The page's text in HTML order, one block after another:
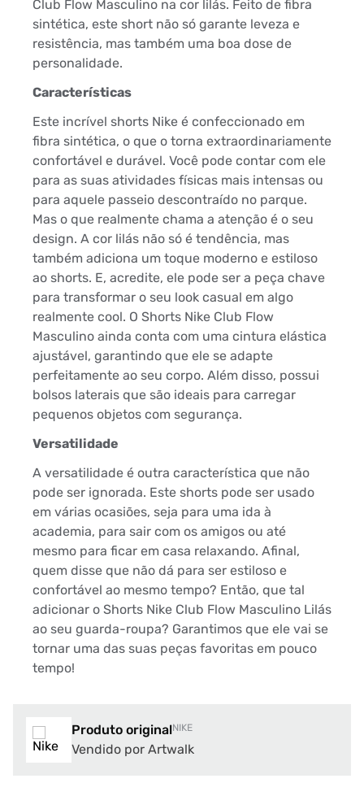
Club Flow Masculino na cor lilás. Feito de fibra
sintética, este short não só garante leveza e
resistência, mas também uma boa dose de
personalidade.
Características
Este incrível shorts Nike é confeccionado em
fibra sintética, o que o torna extraordinariamente
confortável e durável. Você pode contar com ele
para as suas atividades físicas mais intensas ou
para aquele passeio descontraído no parque.
Mas o que realmente chama a atenção é o seu
design. A cor lilás não só é tendência, mas
também adiciona um toque moderno e estiloso
ao shorts. E, acredite, ele pode ser a peça chave
para transformar o seu look casual em algo
realmente cool. O Shorts Nike Club Flow
Masculino ainda conta com uma cintura elástica
ajustável, garantindo que ele se adapte
perfeitamente ao seu corpo. Além disso, possui
bolsos laterais que são ideais para carregar
pequenos objetos com segurança.
Versatilidade
A versatilidade é outra característica que não
pode ser ignorada. Este shorts pode ser usado
em várias ocasiões, seja para uma ida à
academia, para sair com os amigos ou até
mesmo para ficar em casa relaxando. Afinal,
quem disse que não dá para ser estiloso e
confortável ao mesmo tempo? Então, que tal
adicionar o Shorts Nike Club Flow Masculino Lilás
ao seu guarda-roupa? Garantimos que ele vai se
tornar uma das suas peças favoritas em pouco
tempo!
Produto originalNIKE
Vendido por Artwalk